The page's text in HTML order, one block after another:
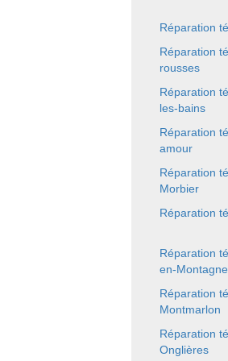
Réparation
Réparation
rousses
Réparation
les-bains
Réparation
amour
Réparation
Morbier
Réparation
Réparation
en-Montagne
Réparation
Montmarlon
Réparation
Onglières